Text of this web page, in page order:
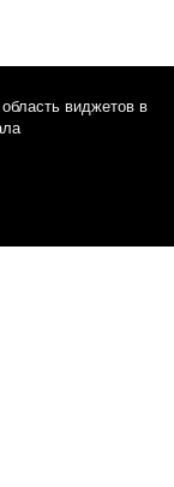
виджетов в